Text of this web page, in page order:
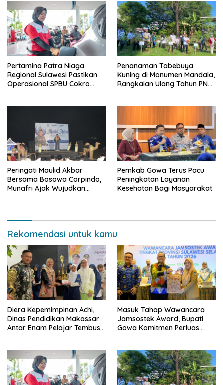
Pertamina Patra Niaga
Regional Sulawesi Pastikan
Operasional SPBU Cokro
Penanaman Tabebuya
Kuning di Monumen Mandala,
Rangkaian Ulang Tahun PNM
Peringati Maulid Akbar
Bersama Bosowa Corpindo,
Munafri Ajak Wujudkan
Pemkab Gowa Terus Pacu
Peningkatan Layanan
Kesehatan Bagi Masyarakat
Rekomendasi untuk kamu
Diera Kepemimpinan Achi,
Dinas Pendidikan Makassar
Antar Enam Pelajar Tembus
Masuk Tahap Wawancara
Jamsostek Award, Bupati
Gowa Komitmen Perluas